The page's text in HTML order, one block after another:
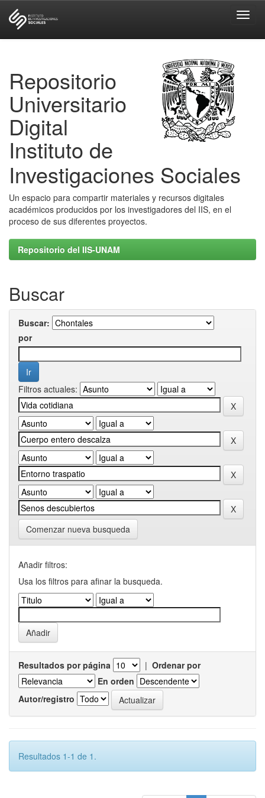
Repositorio
Universitario
Digital
Instituto de
Investigaciones Sociales
Un espacio para compartir materiales y recursos digitales
académicos producidos por los investigadores del IIS, en el
proceso de sus diferentes proyectos.
Repositorio del IIS-UNAM
Buscar
Buscar:
por
Filtros actuales:
Comenzar nueva busqueda
Añadir filtros:
Usa los filtros para afinar la busqueda.
Resultados por página | Ordenar por
En orden
Autor/registro
Resultados 1-1 de 1.